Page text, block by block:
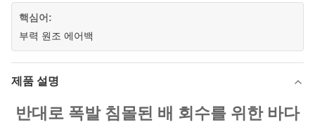
핵심어:
부력 원조 에어백
제품 설명
반대로 폭발 침몰된 배 회수를 위한 바다